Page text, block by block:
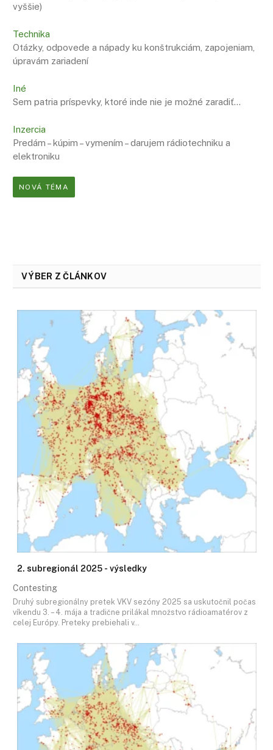
vyššie)
Technika
Otázky, odpovede a nápady ku konštrukciám, zapojeniam,
úpravám zariadení
Iné
Sem patria príspevky, ktoré inde nie je možné zaradiť…
Inzercia
Predám – kúpim – vymením – darujem rádiotechniku a
elektroniku
NOVÁ TÉMA
VÝBER Z ČLÁNKOV
2. subregionál 2025 - výsledky
Contesting
Druhý subregionálny pretek VKV sezóny 2025 sa uskutočnil počas
víkendu 3. – 4. mája a tradične prilákal množstvo rádioamatérov z
celej Európy. Preteky prebiehali v…